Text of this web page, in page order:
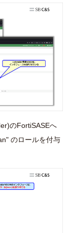
のFortiSASEへ
のロールを付与